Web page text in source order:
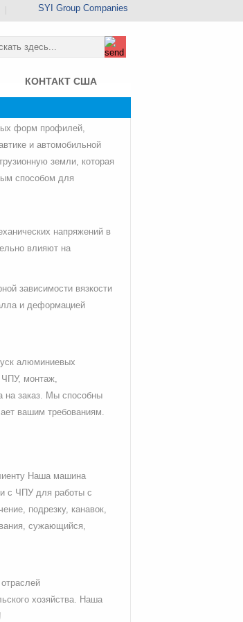
SYI Group Companies
КОНТАКТ США
форм профилей,
и автомобильной
земли, которая
способом для
напряжений в
влияют на
зависимости вязкости
и деформацией
алюминиевых
ЧПУ, монтаж,
на заказ. Мы способны
вашим требованиям.
Наша машина
с ЧПУ для работы с
подрезку, канавок,
сужающийся,
хозяйства. Наша